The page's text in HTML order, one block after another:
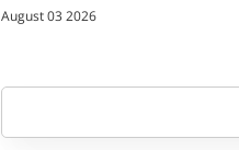
Konsistensi bagi murid
August 03 2026